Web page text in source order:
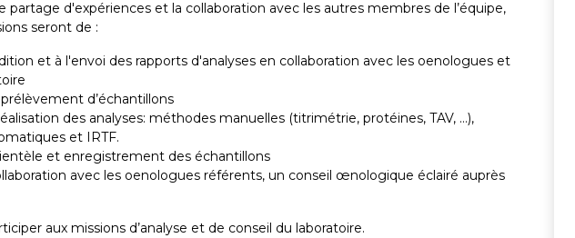
partage d'expériences et la collaboration avec les autres membres de l’équipe,
seront de :
et à l'envoi des rapports d'analyses en collaboration avec les oenologues et
d’échantillons
des analyses: méthodes manuelles (titrimétrie, protéines, TAV, …),
et IRTF.
et enregistrement des échantillons
avec les oenologues référents, un conseil œnologique éclairé auprès
aux missions d’analyse et de conseil du laboratoire.